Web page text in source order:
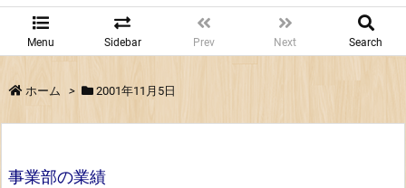
Menu Sidebar Prev Next Search
ホーム > 2001年11月5日
事業部の業績